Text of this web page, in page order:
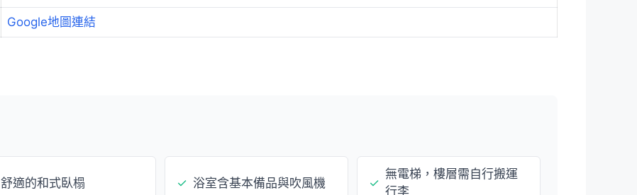
Google地圖連結
舒適的和式臥榻 ✓ 浴室含基本備品與吹風機 ✓
無電梯，樓層需自行搬運
行李